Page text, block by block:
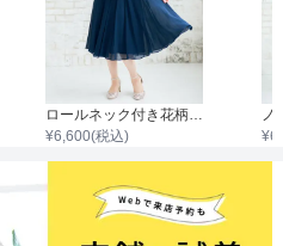
ロールネック付き花柄刺繍ウエスト切替レースワンピース
¥6,600(税込) ¥